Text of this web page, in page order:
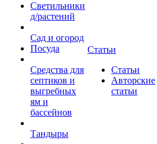
Светильники
д/растений
Сад и огород
Посуда
Средства для
септиков и
выгребных
ям и
бассейнов
Тандыры
Статьи
Статьи
Авторские
статьи